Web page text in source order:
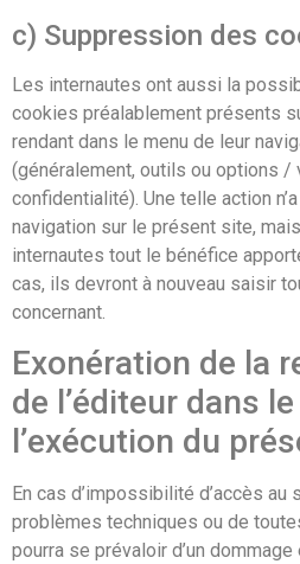
c) Suppression des
Les internautes ont aussi la
cookies préalablement présents
rendant dans le menu de leur
(généralement, outils ou options /
confidentialité). Une telle action
navigation sur le présent site,
internautes tout le bénéfice
cas, ils devront à nouveau saisir
concernant.
Exonération de la
de l’éditeur dans
l’exécution du
En cas d’impossibilité d’accès au
problèmes techniques ou de
pourra se prévaloir d’un